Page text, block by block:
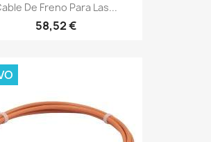
De Freno Para Las...
58,52 €